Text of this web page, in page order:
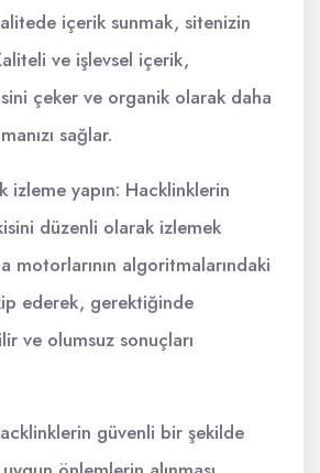
içerik sunmak, sitenizin
ve işlevsel içerik,
çeker ve organik olarak daha
sağlar.
izleme yapın: Hacklinklerin
düzenli olarak izlemek
motorlarının algoritmalarındaki
ederek, gerektiğinde
ve olumsuz sonuçları
güvenli bir şekilde